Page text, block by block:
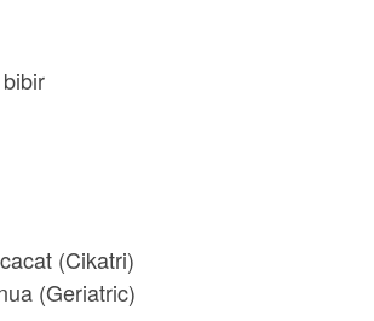
(Cikatri)
(Geriatric)